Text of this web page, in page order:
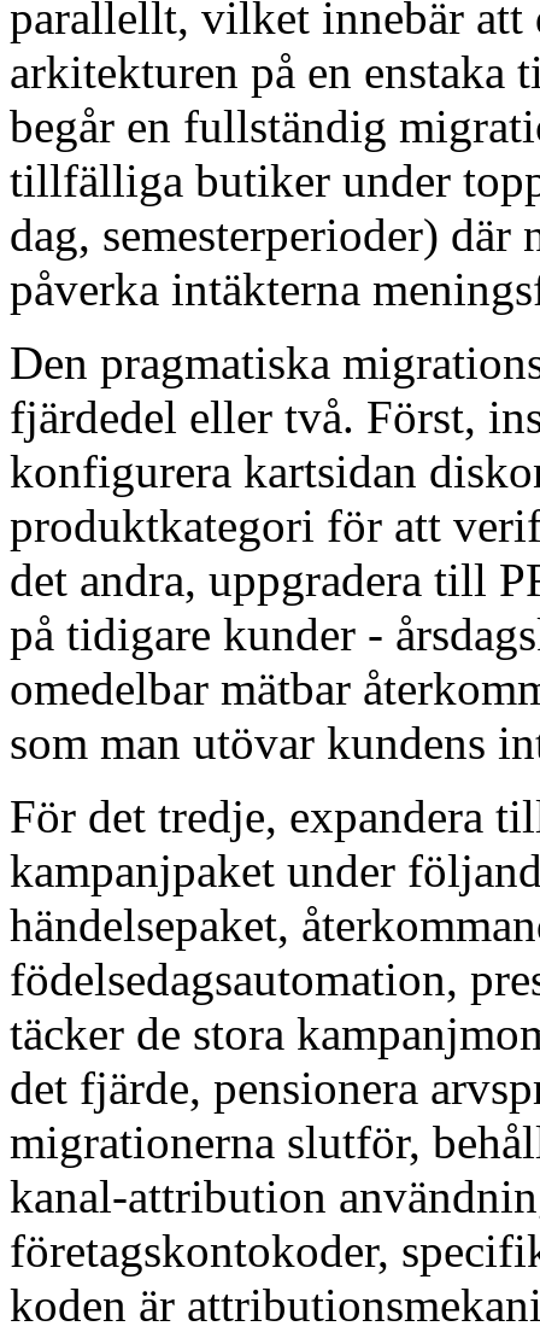
parallellt, vilket innebär att
arkitekturen på en enstaka
begår en fullständig
tillfälliga butiker under
dag, semesterperioder)
påverka intäkterna
Den pragmatiska
fjärdedel eller två. Först,
konfigurera kartsidan
produktkategori för att
det andra, uppgradera till
på tidigare kunder -
omedelbar mätbar
som man utövar kundens
För det tredje, expandera
kampanjpaket under
händelsepaket,
födelsedagsautomation,
täcker de stora
det fjärde, pensionera
migrationerna slutför,
kanal-attribution
företagskontokoder,
koden är